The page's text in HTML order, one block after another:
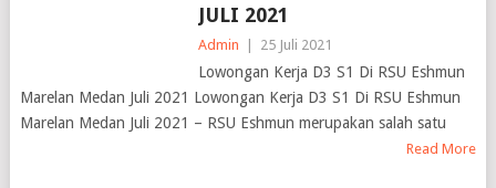
Admin | 25 Juli 2021
Lowongan Kerja D3 S1 Di RSU Eshmun
Marelan Medan Juli 2021 Lowongan Kerja D3 S1 Di RSU Eshmun
Marelan Medan Juli 2021 – RSU Eshmun merupakan salah satu
Read More